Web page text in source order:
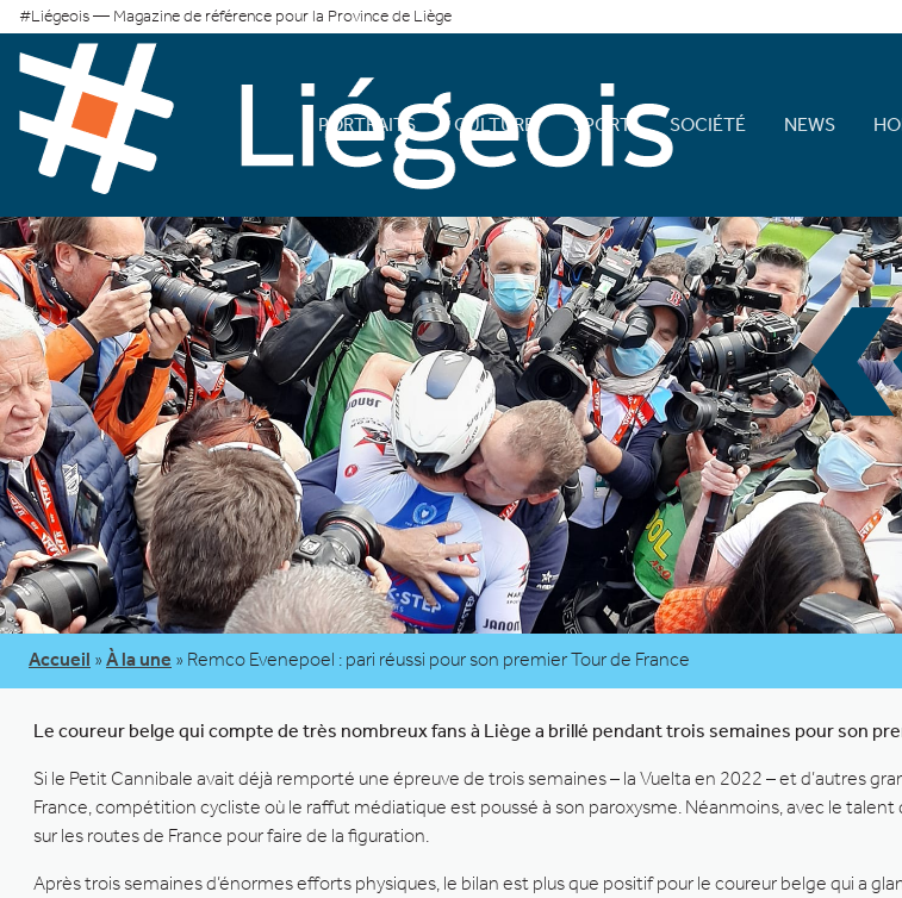
#Liégeois — Magazine de référence pour la Province de Liège
PORTRAITS CULTURE SPORT SOCIÉTÉ NEWS
Accueil » À la une » Remco Evenepoel : pari réussi pour son premier Tour de France
Le coureur belge qui compte de très nombreux fans à Liège a brillé pendant trois semaines pour son
Si le Petit Cannibale avait déjà remporté une épreuve de trois semaines – la Vuelta en 2022 – et d’autres
France, compétition cycliste où le raffut médiatique est poussé à son paroxysme. Néanmoins, avec le
sur les routes de France pour faire de la figuration.
Après trois semaines d’énormes efforts physiques, le bilan est plus que positif pour le coureur belge qui a